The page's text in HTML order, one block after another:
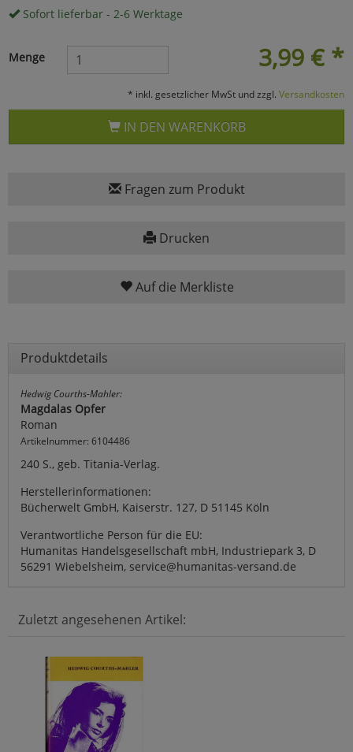
Sofort lieferbar - 2-6 Werktage
3,99 € *
Menge
* inkl. gesetzlicher MwSt und zzgl. Versandkosten
IN DEN WARENKORB
Fragen zum Produkt
Drucken
Auf die Merkliste
Produktdetails
Hedwig Courths-Mahler:
Magdalas Opfer
Roman
Artikelnummer: 6104486
240 S., geb. Titania-Verlag.
Herstellerinformationen:
Bücherwelt GmbH, Kaiserstr. 127, D 51145 Köln
Verantwortliche Person für die EU:
Humanitas Handelsgesellschaft mbH, Industriepark 3, D
56291 Wiebelsheim, service@humanitas-versand.de
Zuletzt angesehenen Artikel:
Umfragetools
Cookies
Alle Akzeptieren